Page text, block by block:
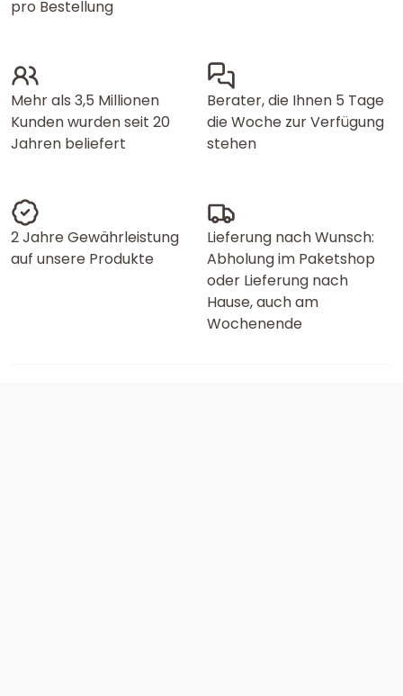
pro Bestellung
Mehr als 3,5 Millionen
Kunden wurden seit 20
Jahren beliefert
Berater, die Ihnen 5 Tage
die Woche zur Verfügung
stehen
2 Jahre Gewährleistung
auf unsere Produkte
Lieferung nach Wunsch:
Abholung im Paketshop
oder Lieferung nach
Hause, auch am
Wochenende